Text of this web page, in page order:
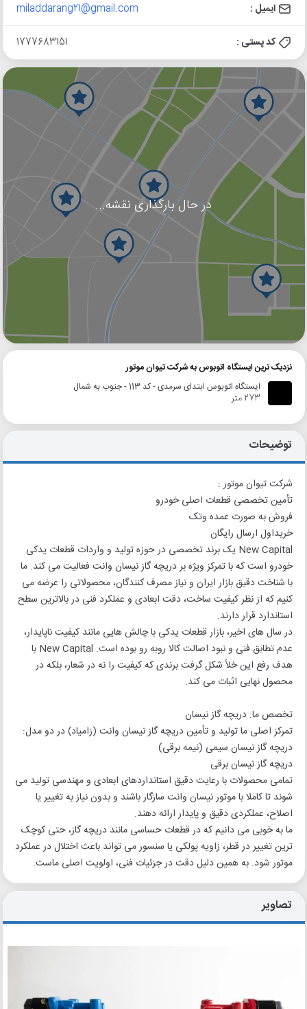
ایمیل : miladdarang21@gmail.com
کد پستی : 1777683151
در حال بارگذاری نقشه...
گوگل
نزدیک ترین ایستگاه اتوبوس به شرکت تیوان موتور
ایستگاه اتوبوس ابتدای سرمدی - کد 113 - جنوب به شمال
273 متر
توضیحات
شرکت تیوان موتور :
تأمین تخصصی قطعات اصلی خودرو
فروش به صورت عمده وتک
خریداول ارسال رایگان
New Capital یک برند تخصصی در حوزه تولید و واردات قطعات یدکی
خودرو است که با تمرکز ویژه بر دریچه گاز نیسان وانت فعالیت می کند. ما
با شناخت دقیق بازار ایران و نیاز مصرف کنندگان، محصولاتی را عرضه می
کنیم که از نظر کیفیت ساخت، دقت ابعادی و عملکرد فنی در بالاترین سطح
استاندارد قرار دارند.
در سال های اخیر، بازار قطعات یدکی با چالش هایی مانند کیفیت ناپایدار،
عدم تطابق فنی و نبود اصالت کالا روبه رو بوده است. New Capital با
هدف رفع این خلأ شکل گرفت برندی که کیفیت را نه در شعار، بلکه در
محصول نهایی اثبات می کند.
تخصص ما: دریچه گاز نیسان
تمرکز اصلی ما تولید و تأمین دریچه گاز نیسان وانت (زامیاد) در دو مدل:
دریچه گاز نیسان سیمی (نیمه برقی)
دریچه گاز نیسان برقی
تمامی محصولات با رعایت دقیق استانداردهای ابعادی و مهندسی تولید می
شوند تا کاملا با موتور نیسان وانت سازگار باشند و بدون نیاز به تغییر یا
اصلاح، عملکردی دقیق و پایدار ارائه دهند.
ما به خوبی می دانیم که در قطعات حساسی مانند دریچه گاز، حتی کوچک
ترین تغییر در قطر، زاویه پولکی یا سنسور می تواند باعث اختلال در عملکرد
موتور شود. به همین دلیل دقت در جزئیات فنی، اولویت اصلی ماست.
تصاویر